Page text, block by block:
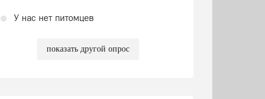
У нас нет питомцев
показать другой опрос